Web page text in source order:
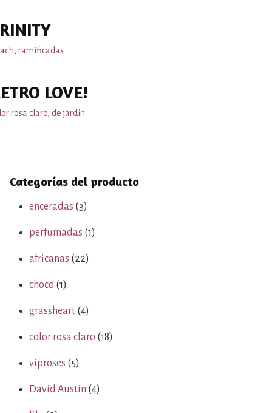
, ramificadas
LOVE!
rosa claro, de jardin
Categorías del producto
enceradas (3)
perfumadas (1)
africanas (22)
choco (1)
grassheart (4)
color rosa claro (18)
viproses (5)
David Austin (4)